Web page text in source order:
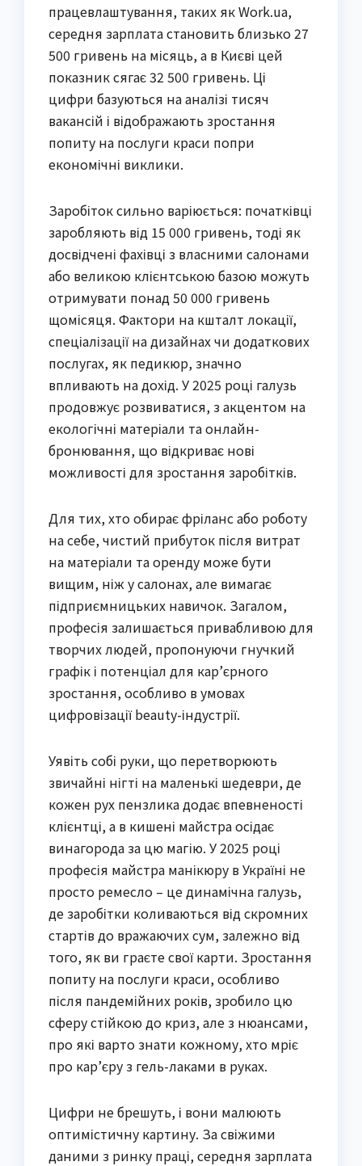
працевлаштування, таких як Work.ua,
середня зарплата становить близько 27
500 гривень на місяць, а в Києві цей
показник сягає 32 500 гривень. Ці
цифри базуються на аналізі тисяч
вакансій і відображають зростання
попиту на послуги краси попри
економічні виклики.
Заробіток сильно варіюється: початківці
заробляють від 15 000 гривень, тоді як
досвідчені фахівці з власними салонами
або великою клієнтською базою можуть
отримувати понад 50 000 гривень
щомісяця. Фактори на кшталт локації,
спеціалізації на дизайнах чи додаткових
послугах, як педикюр, значно
впливають на дохід. У 2025 році галузь
продовжує розвиватися, з акцентом на
екологічні матеріали та онлайн-
бронювання, що відкриває нові
можливості для зростання заробітків.
Для тих, хто обирає фріланс або роботу
на себе, чистий прибуток після витрат
на матеріали та оренду може бути
вищим, ніж у салонах, але вимагає
підприємницьких навичок. Загалом,
професія залишається привабливою для
творчих людей, пропонуючи гнучкий
графік і потенціал для кар’єрного
зростання, особливо в умовах
цифровізації beauty-індустрії.
Уявіть собі руки, що перетворюють
звичайні нігті на маленькі шедеври, де
кожен рух пензлика додає впевненості
клієнтці, а в кишені майстра осідає
винагорода за цю магію. У 2025 році
професія майстра манікюру в Україні не
просто ремесло – це динамічна галузь,
де заробітки коливаються від скромних
стартів до вражаючих сум, залежно від
того, як ви граєте свої карти. Зростання
попиту на послуги краси, особливо
після пандемійних років, зробило цю
сферу стійкою до криз, але з нюансами,
про які варто знати кожному, хто мріє
про кар’єру з гель-лаками в руках.
Цифри не брешуть, і вони малюють
оптимістичну картину. За свіжими
даними з ринку праці, середня зарплата